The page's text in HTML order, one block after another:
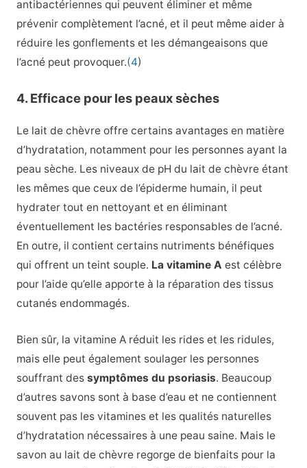
antibactériennes qui peuvent éliminer et même
prévenir complètement l’acné, et il peut même aider à
réduire les gonflements et les démangeaisons que
l’acné peut provoquer.(4)
4. Efficace pour les peaux sèches
Le lait de chèvre offre certains avantages en matière
d’hydratation, notamment pour les personnes ayant la
peau sèche. Les niveaux de pH du lait de chèvre étant
les mêmes que ceux de l’épiderme humain, il peut
hydrater tout en nettoyant et en éliminant
éventuellement les bactéries responsables de l’acné.
En outre, il contient certains nutriments bénéfiques
qui offrent un teint souple. La vitamine A est célèbre
pour l’aide qu’elle apporte à la réparation des tissus
cutanés endommagés.
Bien sûr, la vitamine A réduit les rides et les ridules,
mais elle peut également soulager les personnes
souffrant des symptômes du psoriasis. Beaucoup
d’autres savons sont à base d’eau et ne contiennent
souvent pas les vitamines et les qualités naturelles
d’hydratation nécessaires à une peau saine. Mais le
savon au lait de chèvre regorge de bienfaits pour la